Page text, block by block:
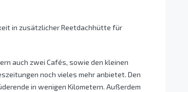
in zusätzlicher Reetdachhütte für
auch zwei Cafés, sowie den kleinen
noch vieles mehr anbietet. Den
in wenigen Kilometern. Außerdem